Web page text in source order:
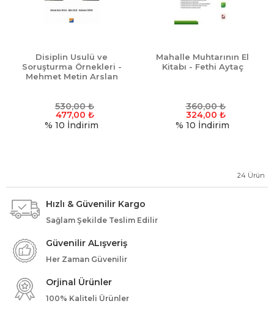
Disiplin Usulü ve
Soruşturma Örnekleri -
Mehmet Metin Arslan
530,00₺
477,00 ₺
% 10 İndirim
Mahalle Muhtarının El
Kitabı - Fethi Aytaç
360,00₺
324,00 ₺
% 10 İndirim
24 Ürün
Hızlı & Güvenilir Kargo
Sağlam Şekilde Teslim Edilir
Güvenilir ALışveriş
Her Zaman Güvenilir
Orjinal Ürünler
100% Kaliteli Ürünler